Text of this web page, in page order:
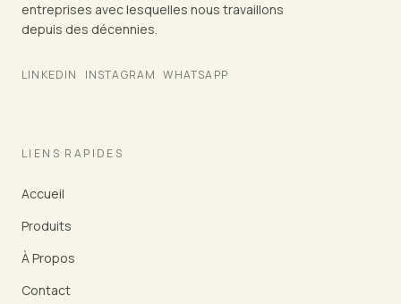
entreprises avec lesquelles nous travaillons
depuis des décennies.
LINKEDIN INSTAGRAM WHATSAPP
LIENS RAPIDES
Accueil
Produits
À Propos
Contact